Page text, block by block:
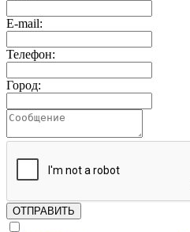
E-mail:
Телефон:
Город:
ОТПРАВИТЬ